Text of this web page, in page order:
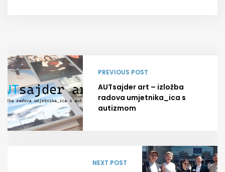
PREVIOUS POST
AUTsajder art – izložba
radova umjetnika_ica s
autizmom
NEXT POST